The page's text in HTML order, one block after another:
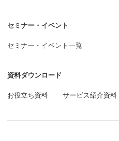
セミナー・イベント
セミナー・イベント一覧
資料ダウンロード
お役立ち資料 サービス紹介資料